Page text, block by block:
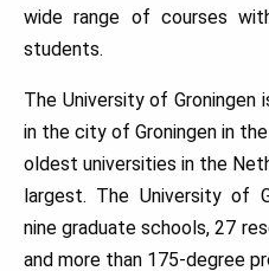
wide range of courses
students.
The University of Groningen
in the city of Groningen in
oldest universities in the
largest. The University of
nine graduate schools, 27
and more than 175-degree